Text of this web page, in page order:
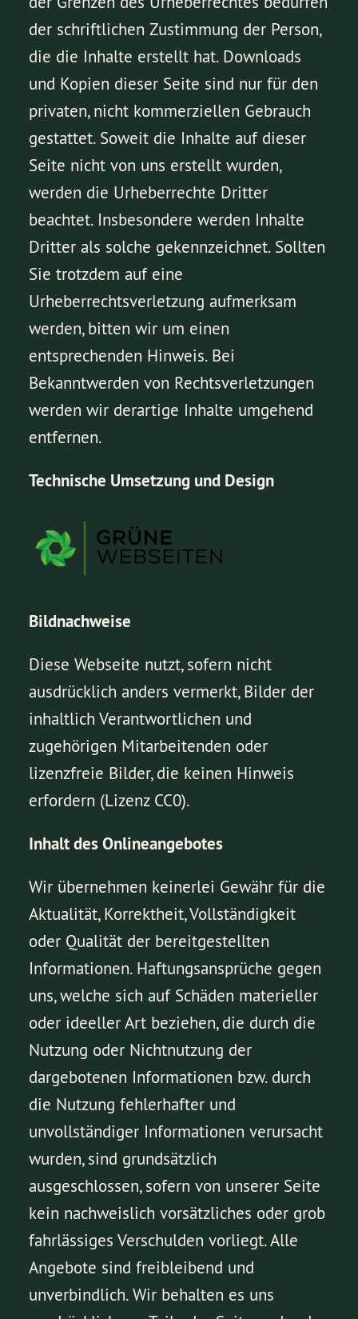
der schriftlichen Zustimmung der Person,
die die Inhalte erstellt hat. Downloads
und Kopien dieser Seite sind nur für den
privaten, nicht kommerziellen Gebrauch
gestattet. Soweit die Inhalte auf dieser
Seite nicht von uns erstellt wurden,
werden die Urheberrechte Dritter
beachtet. Insbesondere werden Inhalte
Dritter als solche gekennzeichnet. Sollten
Sie trotzdem auf eine
Urheberrechtsverletzung aufmerksam
werden, bitten wir um einen
entsprechenden Hinweis. Bei
Bekanntwerden von Rechtsverletzungen
werden wir derartige Inhalte umgehend
entfernen.
Technische Umsetzung und Design
Bildnachweise
Diese Webseite nutzt, sofern nicht
ausdrücklich anders vermerkt, Bilder der
inhaltlich Verantwortlichen und
zugehörigen Mitarbeitenden oder
lizenzfreie Bilder, die keinen Hinweis
erfordern (Lizenz CC0).
Inhalt des Onlineangebotes
Wir übernehmen keinerlei Gewähr für die
Aktualität, Korrektheit, Vollständigkeit
oder Qualität der bereitgestellten
Informationen. Haftungsansprüche gegen
uns, welche sich auf Schäden materieller
oder ideeller Art beziehen, die durch die
Nutzung oder Nichtnutzung der
dargebotenen Informationen bzw. durch
die Nutzung fehlerhafter und
unvollständiger Informationen verursacht
wurden, sind grundsätzlich
ausgeschlossen, sofern von unserer Seite
kein nachweislich vorsätzliches oder grob
fahrlässiges Verschulden vorliegt. Alle
Angebote sind freibleibend und
unverbindlich. Wir behalten es uns